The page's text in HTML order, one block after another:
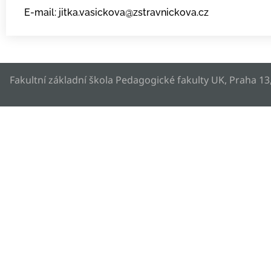
E-mail: jitka.vasickova@zstravnickova.cz
Fakultní základní škola Pedagogické fakulty UK, Praha